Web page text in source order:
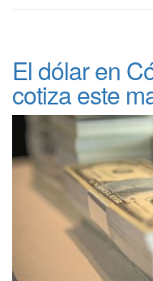
El dólar en
cotiza este